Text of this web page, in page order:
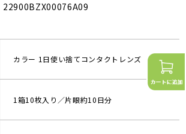
22900BZX00076A09
カラー 1日使い捨てコンタクトレンズ
1箱10枚入り／片眼約10日分